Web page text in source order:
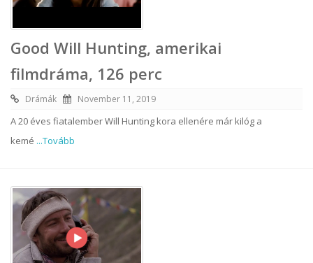
Good Will Hunting, amerikai
filmdráma, 126 perc
Drámák November 11, 2019
A 20 éves fiatalember Will Hunting kora ellenére már kilóg a
kemé ...Tovább